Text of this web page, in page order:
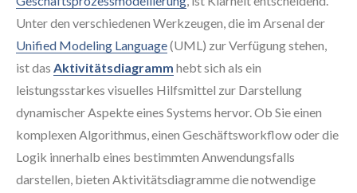
Unter den verschiedenen Werkzeugen, die im Arsenal der
Unified Modeling Language(UML) zur Verfügung stehen,
ist das Aktivitätsdiagramm hebt sich als ein
leistungsstarkes visuelles Hilfsmittel zur Darstellung
dynamischer Aspekte eines Systems hervor. Ob Sie einen
komplexen Algorithmus, einen Geschäftsworkflow oder die
Logik innerhalb eines bestimmten Anwendungsfalls
darstellen, bieten Aktivitätsdiagramme die notwendige